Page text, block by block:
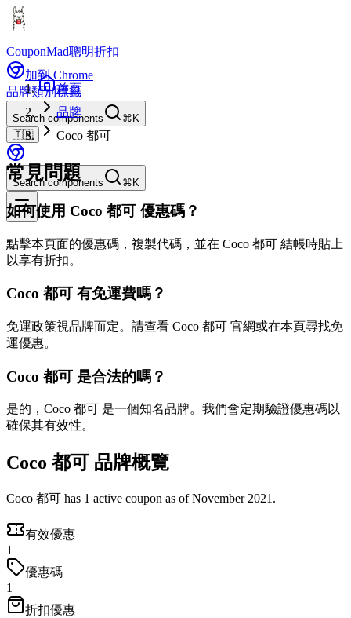
CouponMad聰明折扣
加到 Chrome
品牌類別標籤
Search components
⌘K
🇹🇼
Search components ⌘K
首頁
品牌
Coco 都可
常見問題
如何使用 Coco 都可 優惠碼？
點擊本頁面的優惠碼，複製代碼，並在 Coco 都可 結帳時貼上
以享有折扣。
Coco 都可 有免運費嗎？
免運政策視品牌而定。請查看 Coco 都可 官網或在本頁尋找免
運優惠。
Coco 都可 是合法的嗎？
是的，Coco 都可 是一個知名品牌。我們會定期驗證優惠碼以
確保其有效性。
Coco 都可 品牌概覽
Coco 都可 has 1 active coupon as of November 2021.
有效優惠
1
優惠碼
1
折扣優惠